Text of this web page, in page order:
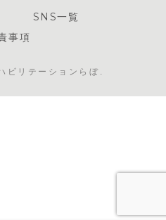
SNS一覧
事項
リテーションらぼ.